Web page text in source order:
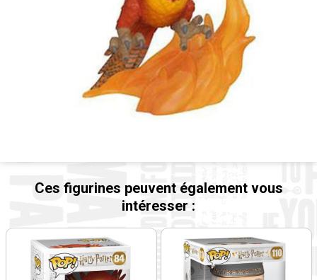
Ces figurines peuvent également vous
intéresser :